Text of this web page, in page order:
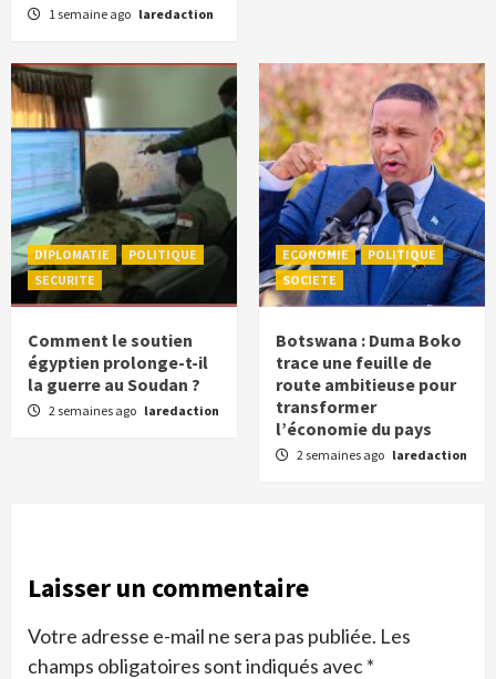
1 semaine ago laredaction
DIPLOMATIE
POLITIQUE
SECURITE
Comment le soutien
égyptien prolonge-t-il
la guerre au Soudan ?
2 semaines ago laredaction
ECONOMIE
POLITIQUE
SOCIETE
Botswana : Duma Boko
trace une feuille de
route ambitieuse pour
transformer
l’économie du pays
2 semaines ago laredaction
Laisser un commentaire
Votre adresse e-mail ne sera pas publiée. Les
champs obligatoires sont indiqués avec*